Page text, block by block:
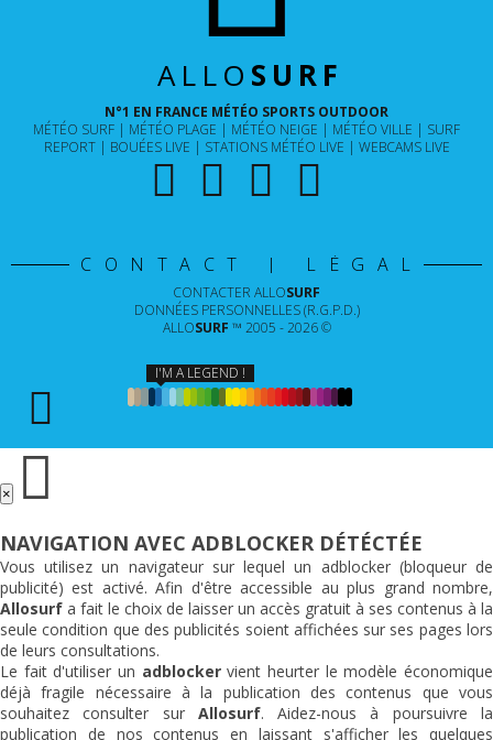
ALLO SURF
N°1 EN FRANCE MÉTÉO SPORTS OUTDOOR
MÉTÉO SURF
MÉTÉO PLAGE MÉTÉO NEIGE MÉTÉO VILLE
SURF
REPORT
BOUÉES LIVE STATIONS MÉTÉO LIVE WEBCAMS LIVE
CONTACT | LÉGAL
CONTACTER ALLOSURF
DONNÉES PERSONNELLES (R.G.P.D.)
ALLOSURF ™ 2005 - 2026 ©
I'M A LEGEND !
×
NAVIGATION AVEC ADBLOCKER DÉTÉCTÉE
Vous utilisez un navigateur sur lequel un adblocker (bloqueur de
publicité) est activé. Afin d'être accessible au plus grand nombre,
Allosurf a fait le choix de laisser un accès gratuit à ses contenus à la
seule condition que des publicités soient affichées sur ses pages lors
de leurs consultations.
Le fait d'utiliser un adblockervient heurter le modèle économique
déjà fragile nécessaire à la publication des contenus que vous
souhaitez consulter sur Allosurf. Aidez-nous à poursuivre la
publication de nos contenus en laissant s'afficher les quelques